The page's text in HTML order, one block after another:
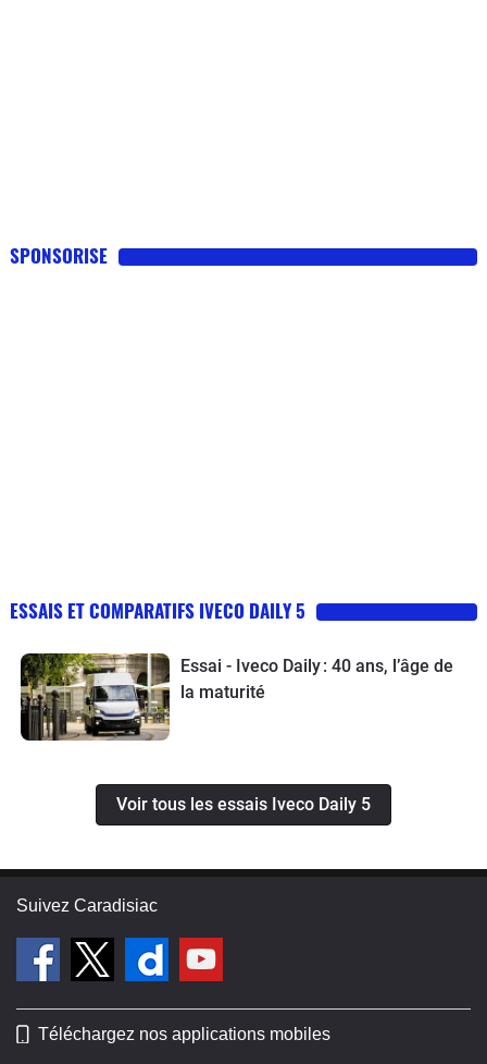
SPONSORISE
ESSAIS ET COMPARATIFS IVECO DAILY 5
Essai - Iveco Daily : 40 ans, l’âge de
la maturité
Voir tous les essais Iveco Daily 5
Suivez Caradisiac
Téléchargez nos applications mobiles